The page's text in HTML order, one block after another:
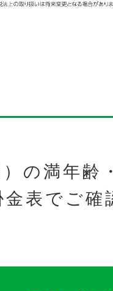
の満年齢
金表でご確